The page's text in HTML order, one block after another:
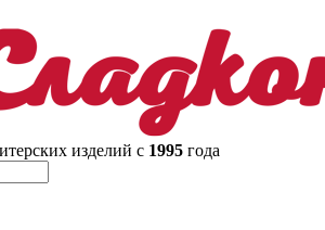
изделий с 1995 года